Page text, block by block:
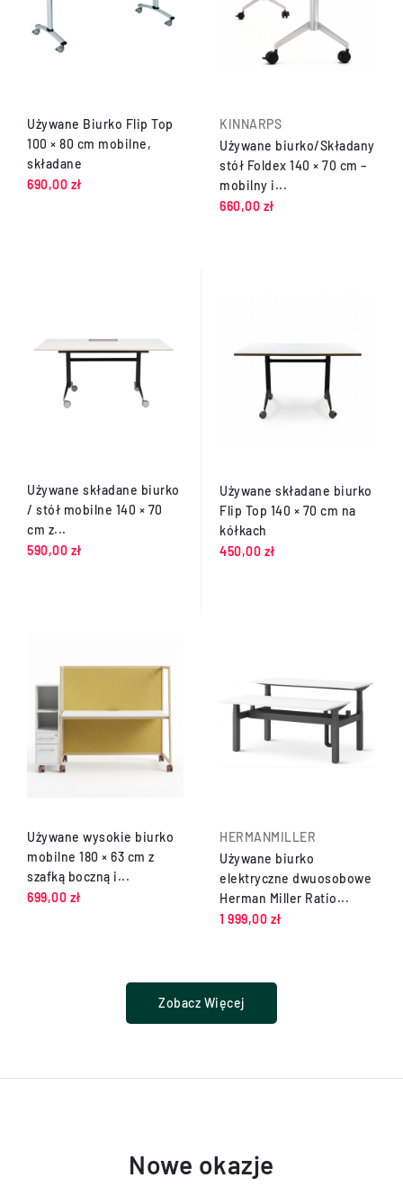
Używane Biurko Flip Top
100 × 80 cm mobilne,
składane
690,00 zł
KINNARPS
Używane biurko/Składany
stół Foldex 140 × 70 cm –
mobilny i...
660,00 zł
Używane składane biurko
/ stół mobilne 140 × 70
cm z...
590,00 zł
Używane składane biurko
Flip Top 140 × 70 cm na
kółkach
450,00 zł
Używane wysokie biurko
mobilne 180 × 63 cm z
szafką boczną i...
699,00 zł
HERMANMILLER
Używane biurko
elektryczne dwuosobowe
Herman Miller Ratio...
1 999,00 zł
Zobacz Więcej
Nowe okazje